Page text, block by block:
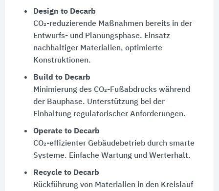
Design to Decarb
CO₂-reduzierende Maßnahmen bereits in der
Entwurfs- und Planungsphase. Einsatz
nachhaltiger Materialien, optimierte
Konstruktionen.
Build to Decarb
Minimierung des CO₂-Fußabdrucks während
der Bauphase. Unterstützung bei der
Einhaltung regulatorischer Anforderungen.
Operate to Decarb
CO₂-effizienter Gebäudebetrieb durch smarte
Systeme. Einfache Wartung und Werterhalt.
Recycle to Decarb
Rückführung von Materialien in den Kreislauf